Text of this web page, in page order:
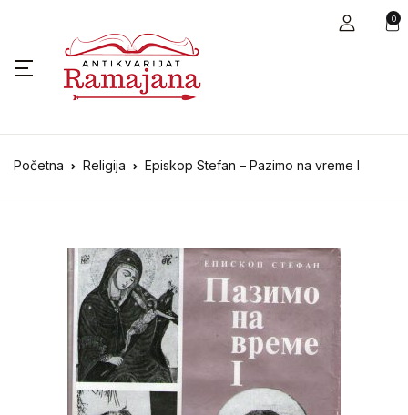
0
Početna Religija Episkop Stefan – Pazimo na vreme I